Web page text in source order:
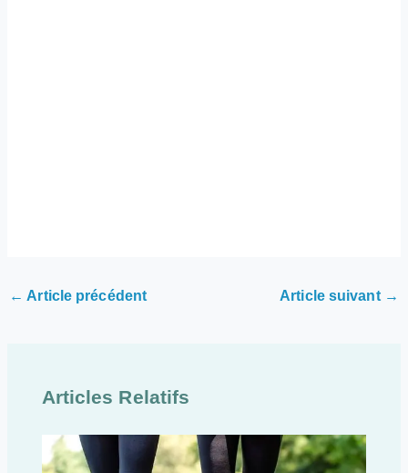
← Article précédent Article suivant →
Articles Relatifs